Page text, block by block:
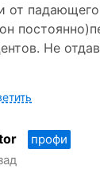
от
Не
профи